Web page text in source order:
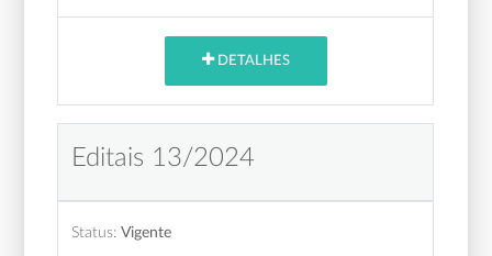
DETALHES
Editais 13/2024
Status: Vigente